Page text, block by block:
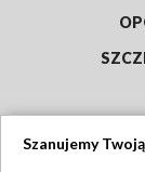
Szanujemy